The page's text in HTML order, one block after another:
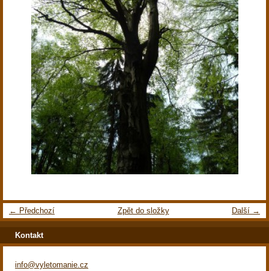
← Předchozí Další →
Zpět do složky
Kontakt
info@vyletomanie.cz